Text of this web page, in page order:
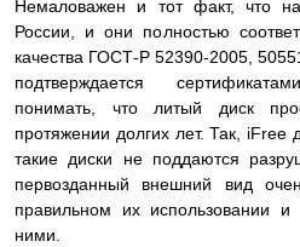
Немаловажен и тот факт, что
России, и они полностью
качества ГОСТ-Р 52390-2005,
подтверждается
понимать, что литый диск
протяжении долгих лет. Так, iFree
такие диски не поддаются
первозданный внешний вид
правильном их использовании и
ними.